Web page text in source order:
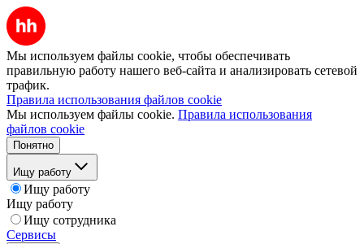
Мы используем файлы cookie, чтобы обеспечивать
правильную работу нашего веб-сайта и анализировать сетевой
трафик.
Правила использования файлов cookie
Мы используем файлы cookie. Правила использования
файлов cookie
Понятно
Ищу работу
Ищу работу
Ищу работу
Ищу сотрудника
Сервисы